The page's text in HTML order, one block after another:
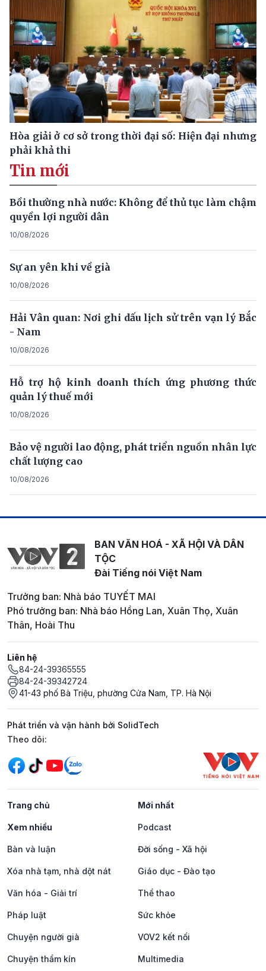
Hòa giải ở cơ sở trong thời đại số: Hiện đại nhưng
phải khả thi
Tin mới
Bồi thường nhà nước: Không để thủ tục làm chậm
quyền lợi người dân
10/08/2026
Sự an yên khi về già
10/08/2026
Hải Vân quan: Nơi ghi dấu lịch sử trên vạn lý Bắc
- Nam
10/08/2026
Hỗ trợ hộ kinh doanh thích ứng phương thức
quản lý thuế mới
10/08/2026
Bảo vệ người lao động, phát triển nguồn nhân lực
chất lượng cao
10/08/2026
BAN VĂN HOÁ - XÃ HỘI VÀ DÂN
TỘC
Đài Tiếng nói Việt Nam
Trưởng ban: Nhà báo TUYẾT MAI
Phó trưởng ban: Nhà báo Hồng Lan, Xuân Thọ, Xuân
Thân, Hoài Thu
Liên hệ
84-24-39365555
84-24-39342724
41-43 phố Bà Triệu, phường Cửa Nam, TP. Hà Nội
Phát triển và vận hành bởi SolidTech
Mạng xã hội
Theo dõi:
Trang chủ Mới nhất
Xem nhiều Podcast
Bàn và luận Đời sống - Xã hội
Xóa nhà tạm, nhà dột nát Giáo dục - Đào tạo
Văn hóa - Giải trí Thể thao
Pháp luật Sức khỏe
Chuyện người già VOV2 kết nối
Chuyện thầm kín Multimedia